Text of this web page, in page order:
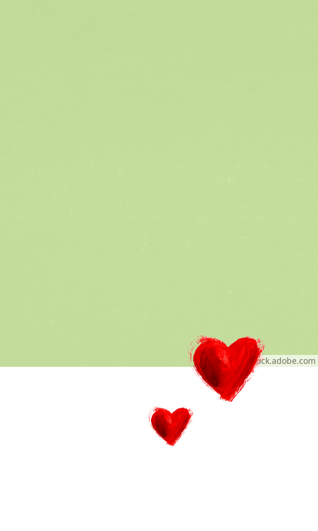
© Alex - stock.adobe.com